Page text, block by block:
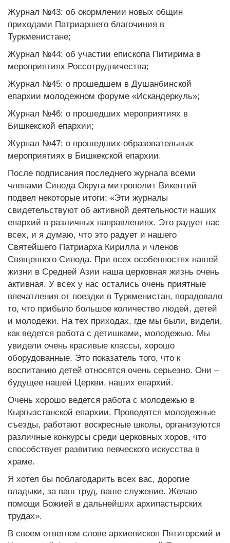
Журнал №43: об окормлении новых общин
приходами Патриаршего благочиния в
Туркменистане;
Журнал №44: об участии епископа Питирима в
мероприятиях Россотрудничества;
Журнал №45: о прошедшем в Душанбинской
епархии молодежном форуме «Искандеркуль»;
Журнал №46: о прошедших мероприятиях в
Бишкекской епархии;
Журнал №47: о прошедших образовательных
мероприятиях в Бишкекской епархии.
После подписания последнего журнала всеми
членами Синода Округа митрополит Викентий
подвел некоторые итоги: «Эти журналы
свидетельствуют об активной деятельности наших
епархий в различных направлениях. Это радует нас
всех, и я думаю, что это радует и нашего
Святейшего Патриарха Кирилла и членов
Священного Синода. При всех особенностях нашей
жизни в Средней Азии наша церковная жизнь очень
активная. У всех у нас остались очень приятные
впечатления от поездки в Туркменистан, порадовало
то, что прибыло большое количество людей, детей
и молодежи. На тех приходах, где мы были, видели,
как ведется работа с детишками, молодежью. Мы
увидели очень красивые классы, хорошо
оборудованные. Это показатель того, что к
воспитанию детей относятся очень серьезно. Они –
будущее нашей Церкви, наших епархий.
Очень хорошо ведется работа с молодежью в
Кыргызстанской епархии. Проводятся молодежные
съезды, работают воскресные школы, организуются
различные конкурсы среди церковных хоров, что
способствует развитию певческого искусства в
храме.
Я хотел бы поблагодарить всех вас, дорогие
владыки, за ваш труд, ваше служение. Желаю
помощи Божией в дальнейших архипастырских
трудах».
В своем ответном слове архиепископ Пятигорский и